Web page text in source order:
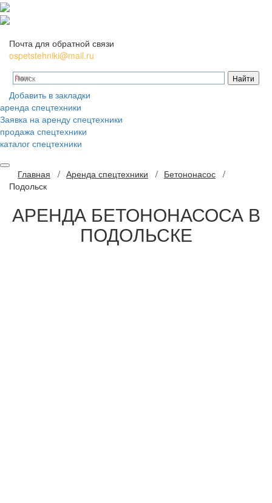
Почта для обратной связи
ospetstehniki@mail.ru
Добавить в закладки
аренда спецтехники
Заявка на аренду спецтехники
продажа спецтехники
каталог спецтехники
Главная / Аренда спецтехники / Бетононасос /
Подольск
АРЕНДАБЕТОНОНАСОСА В
ПОДОЛЬСКЕ